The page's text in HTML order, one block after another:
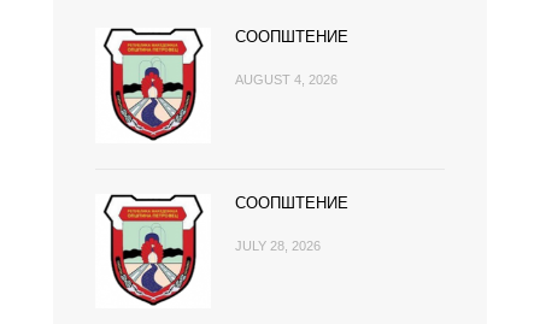
СООПШТЕНИЕ
AUGUST 4, 2026
СООПШТЕНИЕ
JULY 28, 2026